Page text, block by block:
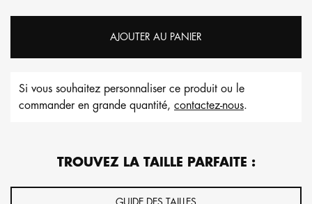
AJOUTER AU PANIER
Si vous souhaitez personnaliser ce produit ou le
commander en grande quantité, contactez-nous.
TROUVEZ LA TAILLE PARFAITE :